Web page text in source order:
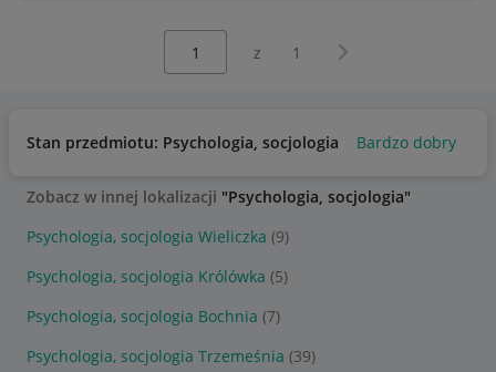
z 1 Następna strona
Stan przedmiotu: Psychologia, socjologia Bardzo dobry
Zobacz w innej lokalizacji "Psychologia, socjologia"
Psychologia, socjologia Wieliczka (9)
Psychologia, socjologia Królówka (5)
Psychologia, socjologia Bochnia (7)
Psychologia, socjologia Trzemeśnia (39)